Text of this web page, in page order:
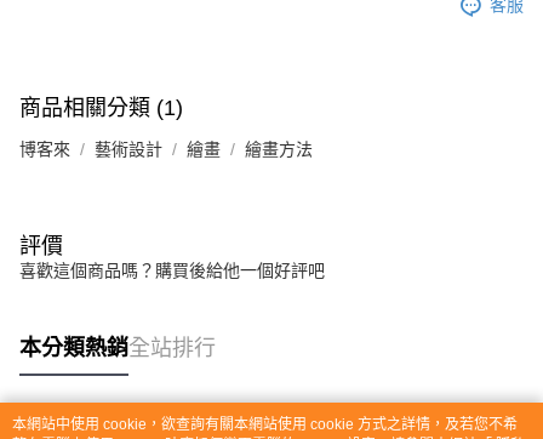
客服
商品相關分類 (1)
博客來 藝術設計 繪畫 繪畫方法
評價
喜歡這個商品嗎？購買後給他一個好評吧
本分類熱銷全站排行
本網站中使用 cookie，欲查詢有關本網站使用 cookie 方式之詳情，及若您不希